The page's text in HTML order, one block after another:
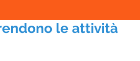
le attività